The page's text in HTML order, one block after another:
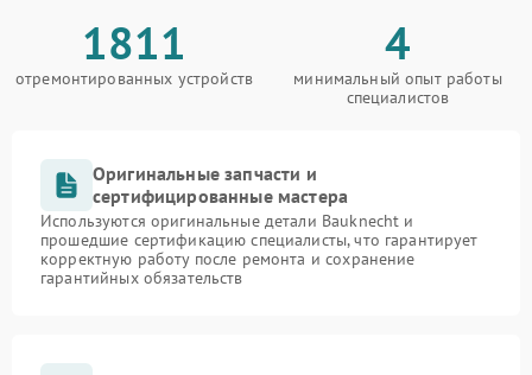
1811
отремонтированных устройств
4
минимальный опыт работы
специалистов
Оригинальные запчасти и
сертифицированные мастера
Используются оригинальные детали Bauknecht и
прошедшие сертификацию специалисты, что гарантирует
корректную работу после ремонта и сохранение
гарантийных обязательств